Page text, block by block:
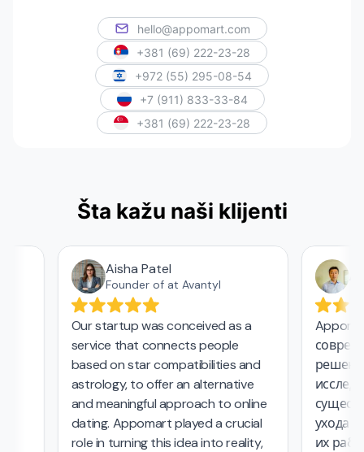
hello@appomart.com
+381 (69) 222-23-28
+972 (55) 295-08-54
+7 (911) 833-33-84
+381 (69) 222-23-28
Šta kažu naši klijenti
Aisha Patel
Founder of at Avantyl
Our startup was conceived as a
service that connects people
based on star compatibilities and
astrology, to offer an alternative
and meaningful approach to online
dating. Appomart played a crucial
role in turning this idea into reality,
решения
ухода за
их